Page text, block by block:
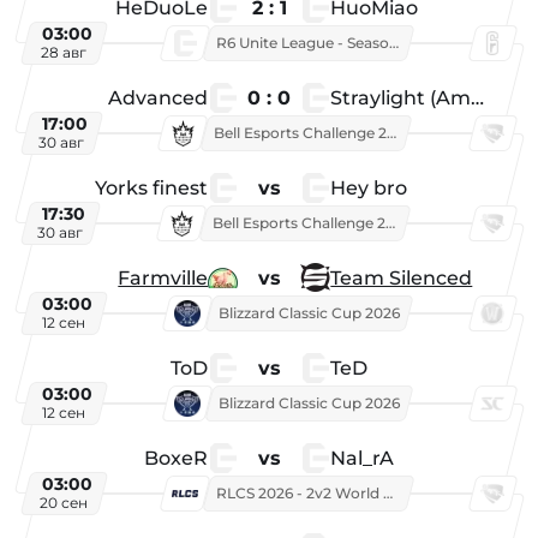
HeDuoLe 2 : 1 HuoMiao
03:00
28 авг
R6 Unite League - Season 1
Advanced 0 : 0 Straylight (American team)
17:00
30 авг
Bell Esports Challenge 2026
Yorks finest vs Hey bro
17:30
30 авг
Bell Esports Challenge 2026
Farmville vs Team Silenced
03:00
12 сен
Blizzard Classic Cup 2026
ToD vs TeD
03:00
12 сен
Blizzard Classic Cup 2026
BoxeR vs Nal_rA
03:00
20 сен
RLCS 2026 - 2v2 World Championship